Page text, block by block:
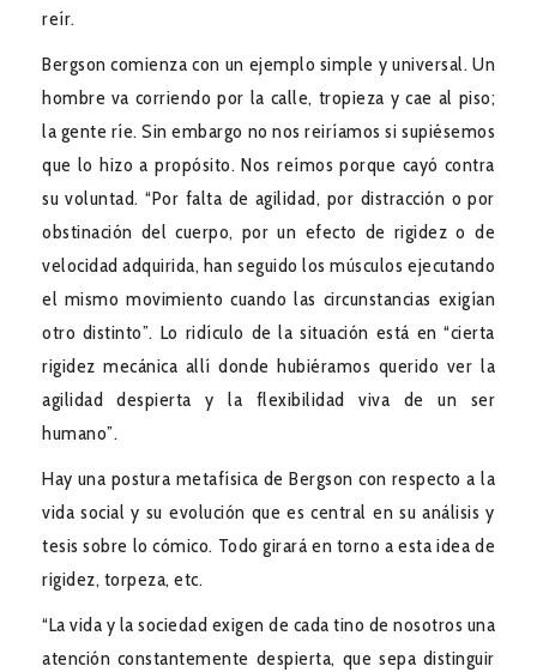
reír.
Bergson comienza con un ejemplo simple y universal. Un
hombre va corriendo por la calle, tropieza y cae al piso;
la gente ríe. Sin embargo no nos reiríamos si supiésemos
que lo hizo a propósito. Nos reímos porque cayó contra
su voluntad. “Por falta de agilidad, por distracción o por
obstinación del cuerpo, por un efecto de rigidez o de
velocidad adquirida, han seguido los músculos ejecutando
el mismo movimiento cuando las circunstancias exigían
otro distinto”. Lo ridículo de la situación está en “cierta
rigidez mecánica allí donde hubiéramos querido ver la
agilidad despierta y la flexibilidad viva de un ser
humano”.
Hay una postura metafísica de Bergson con respecto a la
vida social y su evolución que es central en su análisis y
tesis sobre lo cómico. Todo girará en torno a esta idea de
rigidez, torpeza, etc.
“La vida y la sociedad exigen de cada tino de nosotros una
atención constantemente despierta, que sepa distinguir